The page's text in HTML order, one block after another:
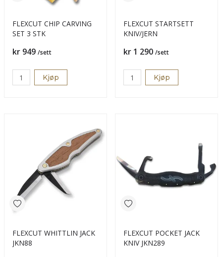
FLEXCUT CHIP CARVING
SET 3 STK
Pris
kr 949 /sett
Kjøp
FLEXCUT STARTSETT
KNIV/JERN
Pris
kr 1 290 /sett
Kjøp
FLEXCUT WHITTLIN JACK
JKN88
FLEXCUT POCKET JACK
KNIV JKN289